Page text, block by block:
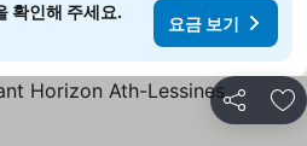
확인해 주세요.
요금 보기
공유 즐